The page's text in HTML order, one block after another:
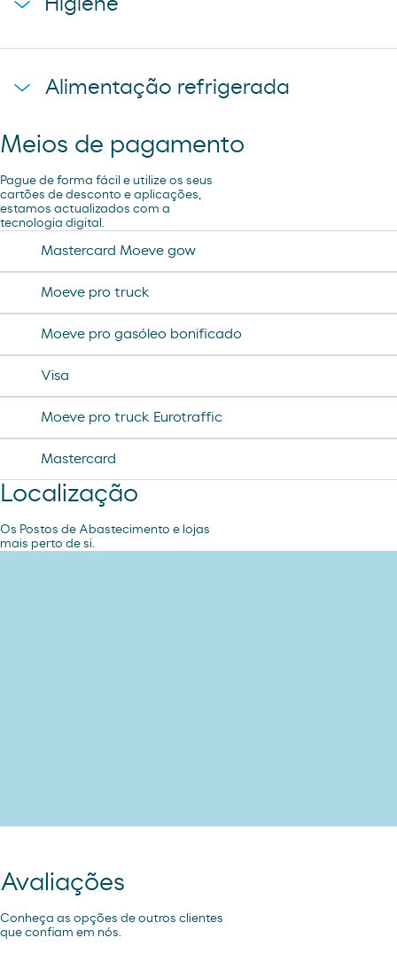
cheetos pandilla
caffe latte kaiku
sadwich mediterraneo
Higiene
compresas evax
tampax compak
desodorante spray axe
Alimentação refrigerada
coca cao shake
minifuet sticks
jamon curado navidul
chorizo revilla
helado magnun
helado calippo
Meios de pagamento
Pague de forma fácil e utilize os seus
cartões de desconto e aplicações,
estamos actualizados com a
tecnologia digital.
Mastercard Moeve gow
Moeve pro truck
Moeve pro gasóleo bonificado
Visa
Moeve pro truck Eurotraffic
Mastercard
Localização
Os Postos de Abastecimento e lojas
mais perto de si.
Avaliações
Conheça as opções de outros clientes
que confiam em nós.